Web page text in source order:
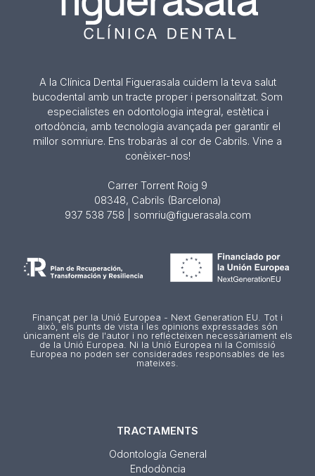
A la Clínica Dental Figuerasala cuidem la teva salut
bucodental amb un tracte proper i personalitzat. Som
especialistes en odontologia integral, estètica i
ortodòncia, amb tecnologia avançada per garantir el
millor somriure. Ens trobaràs al cor de Cabrils. Vine a
conèixer-nos!
Carrer Torrent Roig 9
08348, Cabrils (Barcelona)
937 538 758 | somriu@figuerasala.com
Finançat per la Unió Europea - Next Generation EU. Tot i
això, els punts de vista i les opinions expressades són
únicament els de l'autor i no reflecteixen necessàriament els
de la Unió Europea. Ni la Unió Europea ni la Comissió
Europea no poden ser considerades responsables de les
mateixes.
TRACTAMENTS
Odontología General
Endodòncia